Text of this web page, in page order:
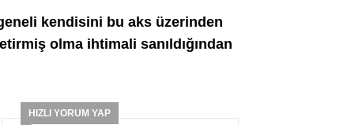
geneli kendisini bu aks üzerinden
olma ihtimali sanıldığından
HIZLI YORUM YAP